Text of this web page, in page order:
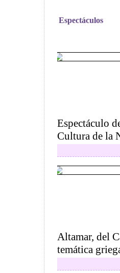
Espectáculos
Espectáculo
Cultura de la
Altamar, del
temática